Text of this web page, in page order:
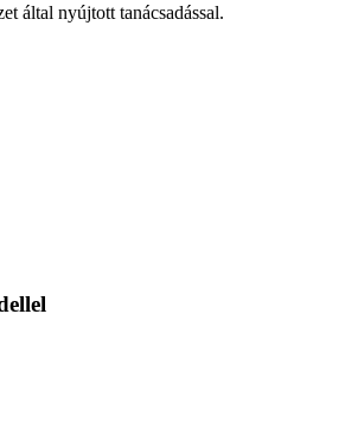
által nyújtott tanácsadással.